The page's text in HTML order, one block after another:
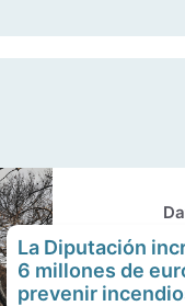
La Diputación
6 millones de
prevenir